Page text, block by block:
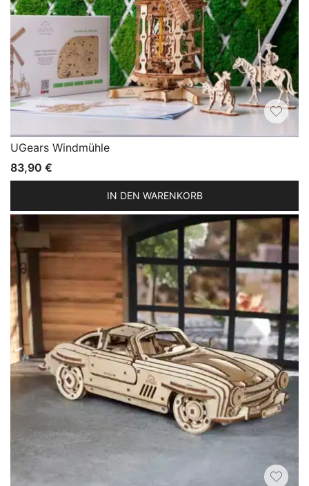
UGears Windmühle
83,90 €
IN DEN WARENKORB